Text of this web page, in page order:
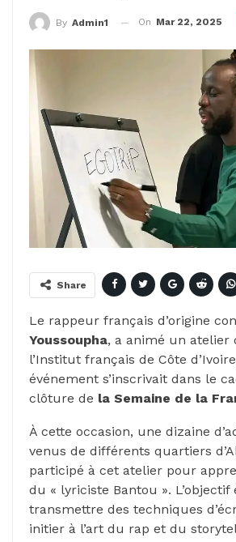
By Admin1 On Mar 22, 2025
Share
Le rappeur français d’origine
Youssoupha, a animé un atelier
l’Institut français de Côte
événement s’inscrivait dans le
clôture de la Semaine de la
À cette occasion, une dizaine
venus de différents quartiers
participé à cet atelier pour
du « lyriciste Bantou ».
transmettre des techniques
initier à l’art du rap et du